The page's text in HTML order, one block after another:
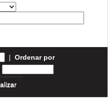
| Ordenar por